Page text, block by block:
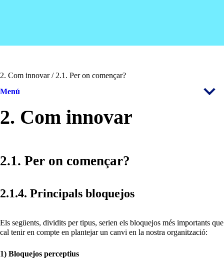
2. Com innovar / 2.1. Per on començar?
Menú
2. Com innovar
2.1. Per on començar?
2.1.4. Principals bloquejos
Els següents, dividits per tipus, serien els bloquejos més importants que
cal tenir en compte en plantejar un canvi en la nostra organització:
1) Bloquejos perceptius